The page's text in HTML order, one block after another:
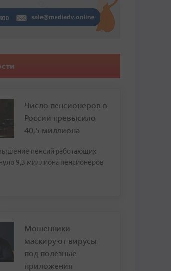
Число пенсионеров в
России превысило
40,5 миллиона
пенсий работающих
9,3 миллиона пенсионеров
Мошенники
маскируют вирусы
под полезные
приложения